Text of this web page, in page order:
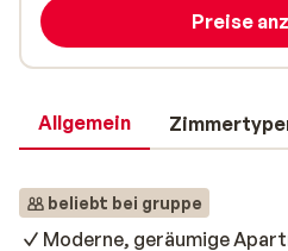
Allgemein
beliebt bei gruppe
Moderne, geräumige
Preise